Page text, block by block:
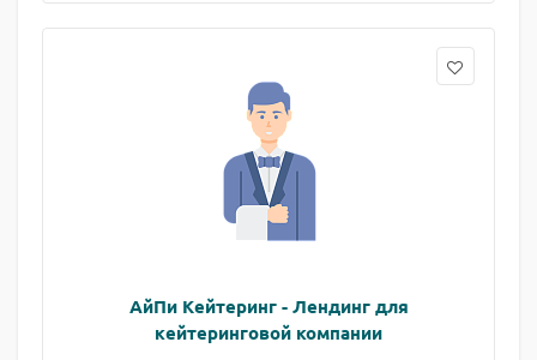
АйПи Кейтеринг - Лендинг для
кейтеринговой компании